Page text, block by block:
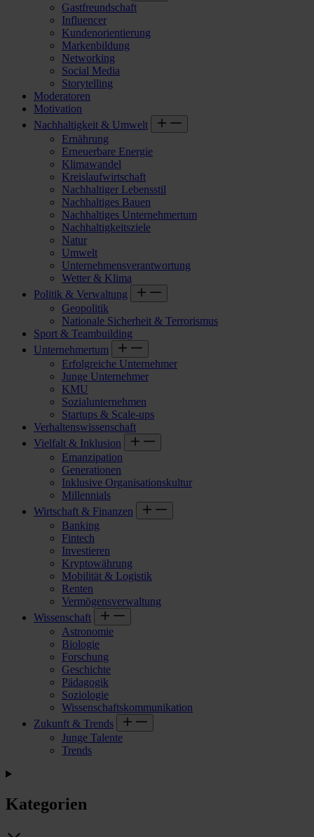
Gastfreundschaft
Influencer
Kundenorientierung
Markenbildung
Networking
Social Media
Storytelling
Moderatoren
Motivation
Nachhaltigkeit & Umwelt
Ernährung
Erneuerbare Energie
Klimawandel
Kreislaufwirtschaft
Nachhaltiger Lebensstil
Nachhaltiges Bauen
Nachhaltiges Unternehmertum
Nachhaltigkeitsziele
Natur
Umwelt
Unternehmensverantwortung
Wetter & Klima
Politik & Verwaltung
Geopolitik
Nationale Sicherheit & Terrorismus
Sport & Teambuilding
Unternehmertum
Erfolgreiche Unternehmer
Junge Unternehmer
KMU
Sozialunternehmen
Startups & Scale-ups
Verhaltenswissenschaft
Vielfalt & Inklusion
Emanzipation
Generationen
Inklusive Organisationskultur
Millennials
Wirtschaft & Finanzen
Banking
Fintech
Investieren
Kryptowährung
Mobilität & Logistik
Renten
Vermögensverwaltung
Wissenschaft
Astronomie
Biologie
Forschung
Geschichte
Pädagogik
Soziologie
Wissenschaftskommunikation
Zukunft & Trends
Junge Talente
Trends
Kategorien